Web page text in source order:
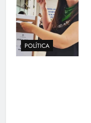
POLÍTICA